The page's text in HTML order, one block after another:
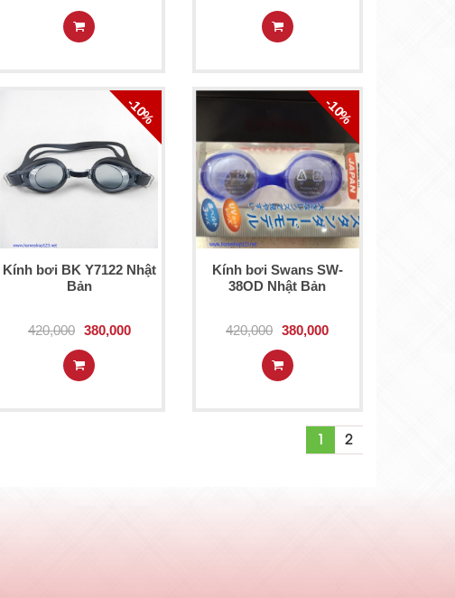
-10%
Kính bơi BK Y7122 Nhật
Bản
420,000 380,000
-10%
Kính bơi Swans SW-
38OD Nhật Bản
420,000 380,000
2